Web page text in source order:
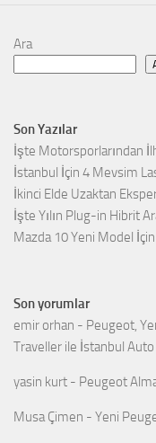
Ara
Son Yazılar
İşte Motorsporlarından
İstanbul İçin 4 Mevsim
İkinci Elde Uzaktan
İşte Yılın Plug-in Hibrit
Mazda 10 Yeni Model
Son yorumlar
emir orhan - Peugeot,
Traveller ile İstanbul Auto
yasin kurt - Peugeot
Musa Çimen - Yeni